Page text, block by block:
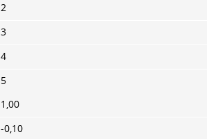
2
3
4
5
1,00
-0,10